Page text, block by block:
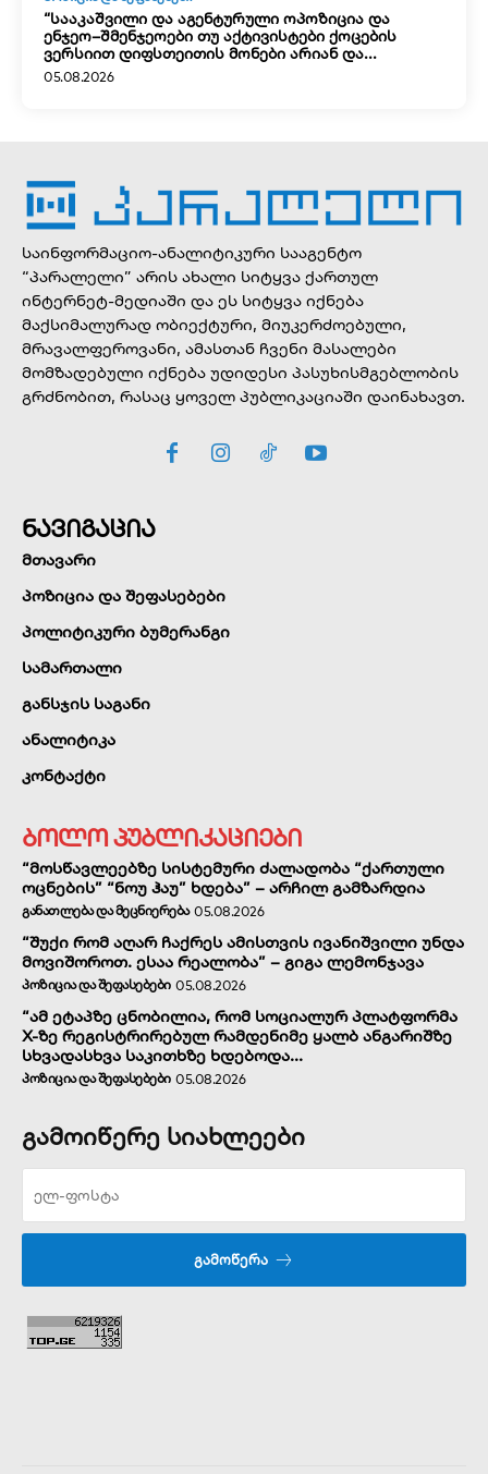
“სააკაშვილი და აგენტურული ოპოზიცია და
ენჯეო–შმენჯეოები თუ აქტივისტები ქოცების
ვერსიით დიფსთეითის მონები არიან და...
05.08.2026
საინფორმაციო-ანალიტიკური სააგენტო
“პარალელი” არის ახალი სიტყვა ქართულ
ინტერნეტ-მედიაში და ეს სიტყვა იქნება
მაქსიმალურად ობიექტური, მიუკერძოებული,
მრავალფეროვანი, ამასთან ჩვენი მასალები
მომზადებული იქნება უდიდესი პასუხისმგებლობის
გრძნობით, რასაც ყოველ პუბლიკაციაში დაინახავთ.
ნავიგაცია
მთავარი
პოზიცია და შეფასებები
პოლიტიკური ბუმერანგი
სამართალი
განსჯის საგანი
ანალიტიკა
კონტაქტი
ბოლო პუბლიკაციები
“მოსწავლეებზე სისტემური ძალადობა “ქართული
ოცნების” “ნოუ ჰაუ” ხდება” – არჩილ გამზარდია
ᲒᲐᲜᲐᲗᲚᲔᲑᲐ ᲓᲐ ᲛᲔᲪᲜᲘᲔᲠᲔᲑᲐ 05.08.2026
“შუქი რომ აღარ ჩაქრეს ამისთვის ივანიშვილი უნდა
მოვიშოროთ. ესაა რეალობა” – გიგა ლემონჯავა
ᲞᲝᲖᲘᲪᲘᲐ ᲓᲐ ᲨᲔᲤᲐᲡᲔᲑᲔᲑᲘ 05.08.2026
“ამ ეტაპზე ცნობილია, რომ სოციალურ პლატფორმა
X-ზე რეგისტრირებულ რამდენიმე ყალბ ანგარიშზე
სხვადასხვა საკითხზე ხდებოდა...
ᲞᲝᲖᲘᲪᲘᲐ ᲓᲐ ᲨᲔᲤᲐᲡᲔᲑᲔᲑᲘ 05.08.2026
გამოიწერე სიახლეები
ᲒᲐᲛᲝᲬᲔᲠᲐ